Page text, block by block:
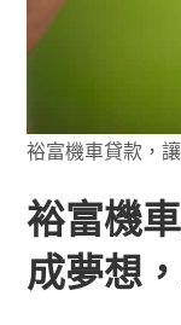
裕富機車貸款，
裕富機
成夢想